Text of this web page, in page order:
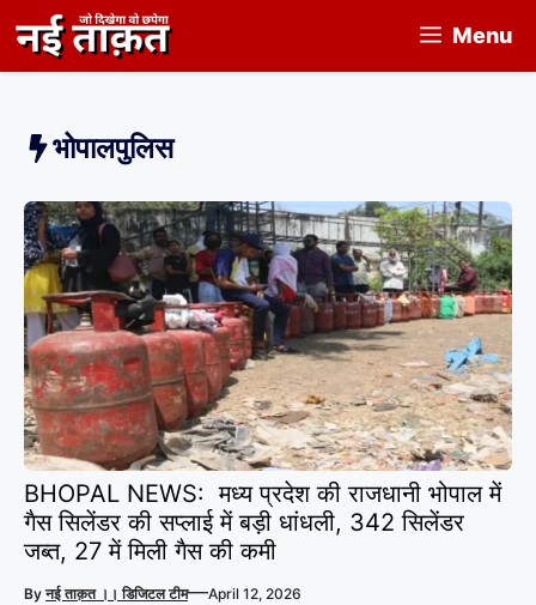
to
content
Menu
भोपालपुलिस
BHOPAL NEWS: मध्य प्रदेश की राजधानी भोपाल में
गैस सिलेंडर की सप्लाई में बड़ी धांधली, 342 सिलेंडर
जब्त, 27 में मिली गैस की कमी
Byनई ताक़त ।। डिजिटल टीम—April 12, 2026